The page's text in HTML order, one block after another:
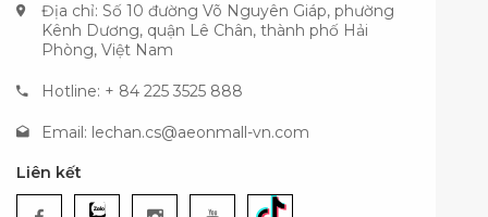
Địa chỉ: Số 10 đường Võ Nguyên Giáp, phường
Kênh Dương, quận Lê Chân, thành phố Hải
Phòng, Việt Nam
Hotline: + 84 225 3525 888
Email: lechan.cs@aeonmall-vn.com
Liên kết